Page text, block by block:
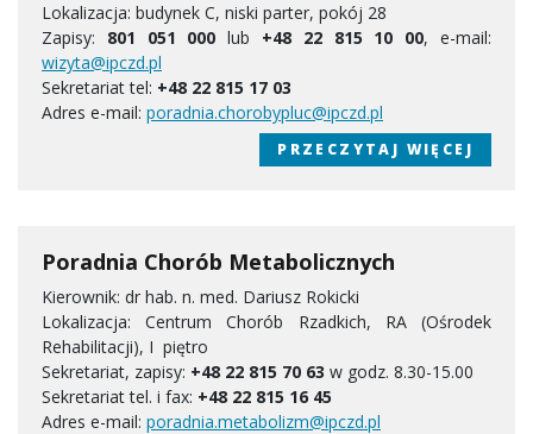
Lokalizacja: budynek C, niski parter, pokój 28
Zapisy: 801 051 000 lub +48 22 815 10 00, e-mail:
wizyta@ipczd.pl
Sekretariat tel: +48 22 815 17 03
Adres e-mail: poradnia.chorobypluc@ipczd.pl
PRZECZYTAJ WIĘCEJ
Poradnia Chorób Metabolicznych
Kierownik: dr hab. n. med. Dariusz Rokicki
Lokalizacja: Centrum Chorób Rzadkich, RA (Ośrodek
Rehabilitacji), I piętro
Sekretariat, zapisy: +48 22 815 70 63 w godz. 8.30-15.00
Sekretariat tel. i fax: +48 22 815 16 45
Adres e-mail: poradnia.metabolizm@ipczd.pl